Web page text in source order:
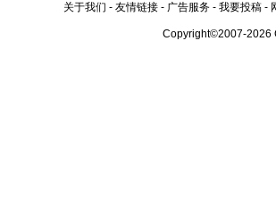
关于我们 - 友情链接 - 广告服务 - 我要投稿 -
Copyright©2007-2026